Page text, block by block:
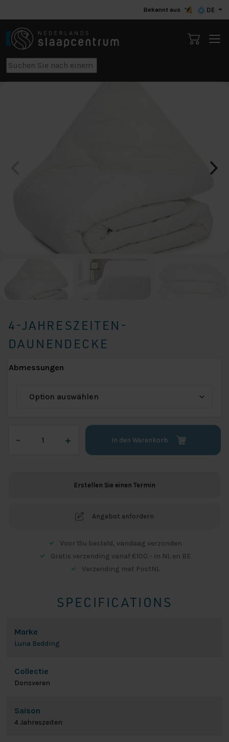
Bekannt aus DE
4-JAHRESZEITEN-
DAUNENDECKE
Abmessungen
–
Jahreszeiten-
+ In den Warenkorb
Erstellen Sie einen Termin
Angebot anfordern
Voor 15u besteld, vandaag verzonden
Gratis verzending vanaf €100.- in NL en BE
Verzending met PostNL
SPECIFICATIONS
Marke
Luna Bedding
Collectie
Donsveren
Saison
4 Jahreszeiten